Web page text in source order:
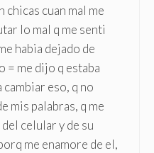
chicas cuan mal me
lo mal q me senti
habia dejado de
= me dijo q estaba
cambiar eso, q no
mis palabras, q me
celular y de su
me enamore de el,